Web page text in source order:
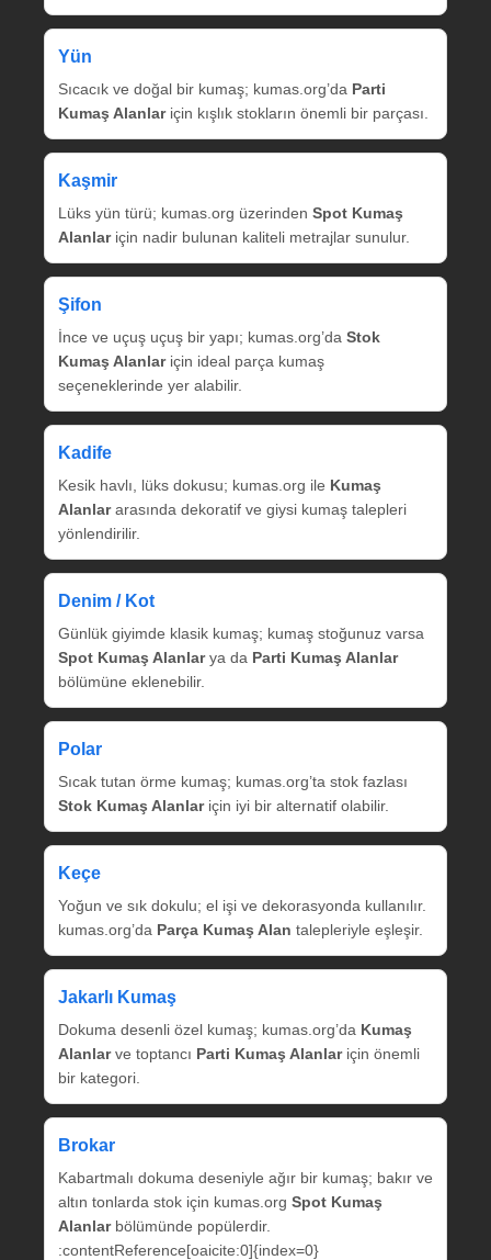
Yün
Sıcacık ve doğal bir kumaş; kumas.org’da Parti
Kumaş Alanlariçin kışlık stokların önemli bir parçası.
Kaşmir
Lüks yün türü; kumas.org üzerinden Spot Kumaş
Alanlariçin nadir bulunan kaliteli metrajlar sunulur.
Şifon
İnce ve uçuş uçuş bir yapı; kumas.org’da Stok
Kumaş Alanlariçin ideal parça kumaş
seçeneklerinde yer alabilir.
Kadife
Kesik havlı, lüks dokusu; kumas.org ile Kumaş
Alanlararasında dekoratif ve giysi kumaş talepleri
yönlendirilir.
Denim / Kot
Günlük giyimde klasik kumaş; kumaş stoğunuz varsa
Spot Kumaş Alanlarya da Parti Kumaş Alanlar
bölümüne eklenebilir.
Polar
Sıcak tutan örme kumaş; kumas.org’ta stok fazlası
Stok Kumaş Alanlariçin iyi bir alternatif olabilir.
Keçe
Yoğun ve sık dokulu; el işi ve dekorasyonda kullanılır.
kumas.org’da Parça Kumaş Alan talepleriyle eşleşir.
Jakarlı Kumaş
Dokuma desenli özel kumaş; kumas.org’da Kumaş
Alanlarve toptancı Parti Kumaş Alanlariçin önemli
bir kategori.
Brokar
Kabartmalı dokuma deseniyle ağır bir kumaş; bakır ve
altın tonlarda stok için kumas.org Spot Kumaş
Alanlarbölümünde popülerdir.
:contentReference[oaicite:0]{index=0}